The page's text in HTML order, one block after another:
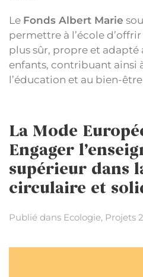
Le Fonds Albert Marie
permettre à l’école
plus sûr, propre et adapté
enfants, contribuant ainsi
l’éducation et au bien-être
La Mode
Engager
supérieur dans
circulaire et
Publié dans Ecologie, Projets